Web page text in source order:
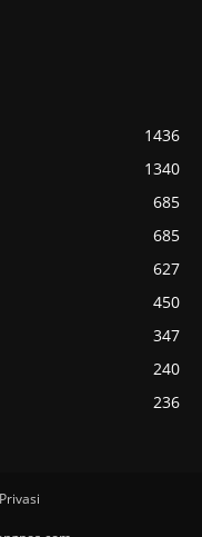
1436
1340
685
685
627
450
347
240
236